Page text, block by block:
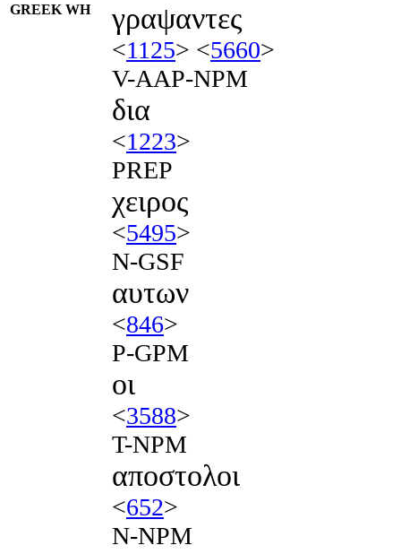
GREEK WH γραψαντες
<1125> <5660>
V-AAP-NPM
δια
<1223>
PREP
χειρος
<5495>
N-GSF
αυτων
<846>
P-GPM
οι
<3588>
T-NPM
αποστολοι
<652>
N-NPM